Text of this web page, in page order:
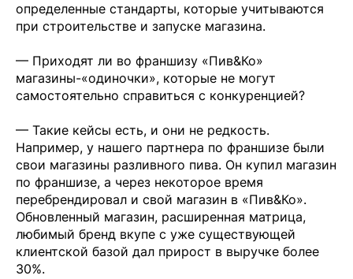
определенные стандарты, которые учитываются
при строительстве и запуске магазина.
— Приходят ли во франшизу «Пив&Ко»
магазины-«одиночки», которые не могут
самостоятельно справиться с конкуренцией?
— Такие кейсы есть, и они не редкость.
Например, у нашего партнера по франшизе были
свои магазины разливного пива. Он купил магазин
по франшизе, а через некоторое время
перебрендировал и свой магазин в «Пив&Ко».
Обновленный магазин, расширенная матрица,
любимый бренд вкупе с уже существующей
клиентской базой дал прирост в выручке более
30%.